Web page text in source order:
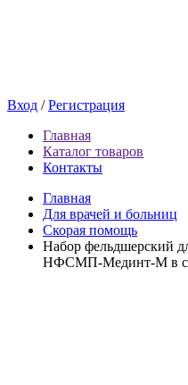
Вход /Регистрация
Главная
Каталог товаров
Контакты
Главная
Для врачей и больниц
Скорая помощь
Набор фельдшерский
НФСМП-Мединт-М в